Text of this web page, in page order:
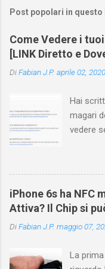
Post popolari in questo
Come Vedere i
[LINK Diretto e
DiFabian J.P. aprile 02, 2020
Hai
magari
vedere
farlo
oppure
usando
trovare i
iPhone 6s ha NFC
Attiva? Il Chip si
DiFabian J.P. maggio 07,
La